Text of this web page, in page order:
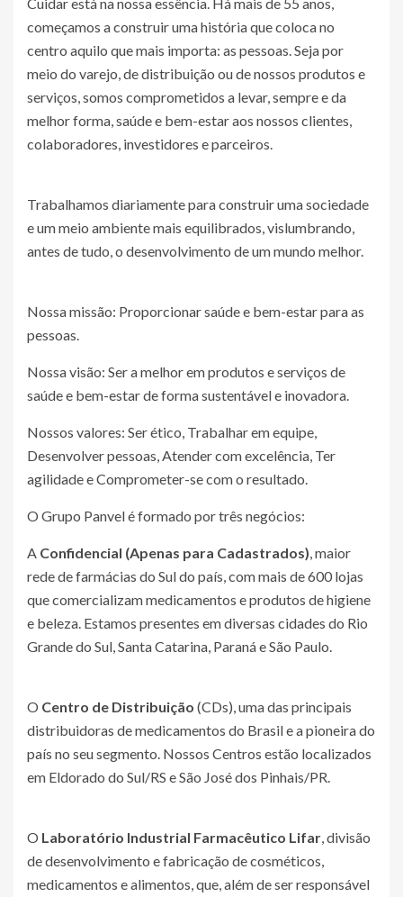
começamos a construir uma história que coloca no
centro aquilo que mais importa: as pessoas. Seja por
meio do varejo, de distribuição ou de nossos produtos e
serviços, somos comprometidos a levar, sempre e da
melhor forma, saúde e bem-estar aos nossos clientes,
colaboradores, investidores e parceiros.
Trabalhamos diariamente para construir uma sociedade
e um meio ambiente mais equilibrados, vislumbrando,
antes de tudo, o desenvolvimento de um mundo melhor.
Nossa missão: Proporcionar saúde e bem-estar para as
pessoas.
Nossa visão: Ser a melhor em produtos e serviços de
saúde e bem-estar de forma sustentável e inovadora.
Nossos valores: Ser ético, Trabalhar em equipe,
Desenvolver pessoas, Atender com excelência, Ter
agilidade e Comprometer-se com o resultado.
O Grupo Panvel é formado por três negócios:
A Confidencial (Apenas para Cadastrados), maior
rede de farmácias do Sul do país, com mais de 600 lojas
que comercializam medicamentos e produtos de higiene
e beleza. Estamos presentes em diversas cidades do Rio
Grande do Sul, Santa Catarina, Paraná e São Paulo.
O Centro de Distribuição (CDs), uma das principais
distribuidoras de medicamentos do Brasil e a pioneira do
país no seu segmento. Nossos Centros estão localizados
em Eldorado do Sul/RS e São José dos Pinhais/PR.
O Laboratório Industrial Farmacêutico Lifar, divisão
de desenvolvimento e fabricação de cosméticos,
medicamentos e alimentos, que, além de ser responsável